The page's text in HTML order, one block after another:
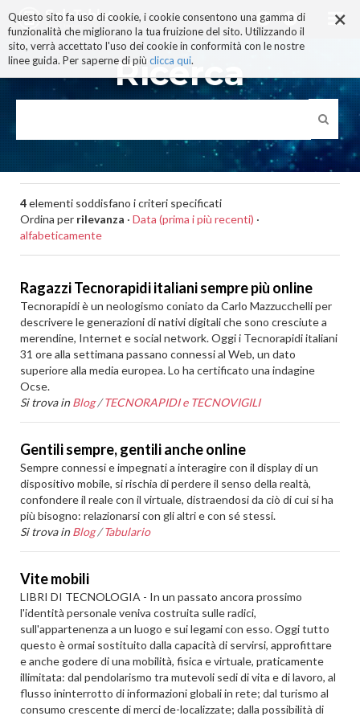
×
Questo sito fa uso di cookie, i cookie consentono una gamma di
funzionalità che migliorano la tua fruizione del sito. Utilizzando il
sito, verrà accettato l'uso dei cookie in conformità con le nostre
linee guida. Per saperne di più clicca qui.
ai
contenuti.
|
alla
navigazione
Ricerca
4elementi soddisfano i criteri specificati
Ordina per rilevanza · Data (prima i più recenti) ·
alfabeticamente
Ragazzi Tecnorapidi italiani sempre più online
Tecnorapidi è un neologismo coniato da Carlo Mazzucchelli per
descrivere le generazioni di nativi digitali che sono cresciute a
merendine, Internet e social network. Oggi i Tecnorapidi italiani
31 ore alla settimana passano connessi al Web, un dato
superiore alla media europea. Lo ha certificato una indagine
Ocse.
Si trova in Blog /TECNORAPIDI e TECNOVIGILI
Gentili sempre, gentili anche online
Sempre connessi e impegnati a interagire con il display di un
dispositivo mobile, si rischia di perdere il senso della realtà,
confondere il reale con il virtuale, distraendosi da ciò di cui si ha
più bisogno: relazionarsi con gli altri e con sé stessi.
Si trova in Blog /Tabulario
Vite mobili
LIBRI DI TECNOLOGIA - In un passato ancora prossimo
l'identità personale veniva costruita sulle radici,
sull'appartenenza a un luogo e sui legami con esso. Oggi tutto
questo è ormai sostituito dalla capacità di servirsi, approfittare
e anche godere di una mobilità, fisica e virtuale, praticamente
illimitata: dal pendolarismo tra mutevoli sedi di vita e di lavoro, al
flusso ininterrotto di informazioni globali in rete; dal turismo al
consumo crescente di merci de-localizzate; dalla possibilità di